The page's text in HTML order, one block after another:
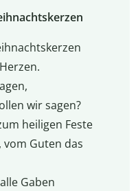
wir sagen?
heiligen Feste
vom Guten das
Gaben